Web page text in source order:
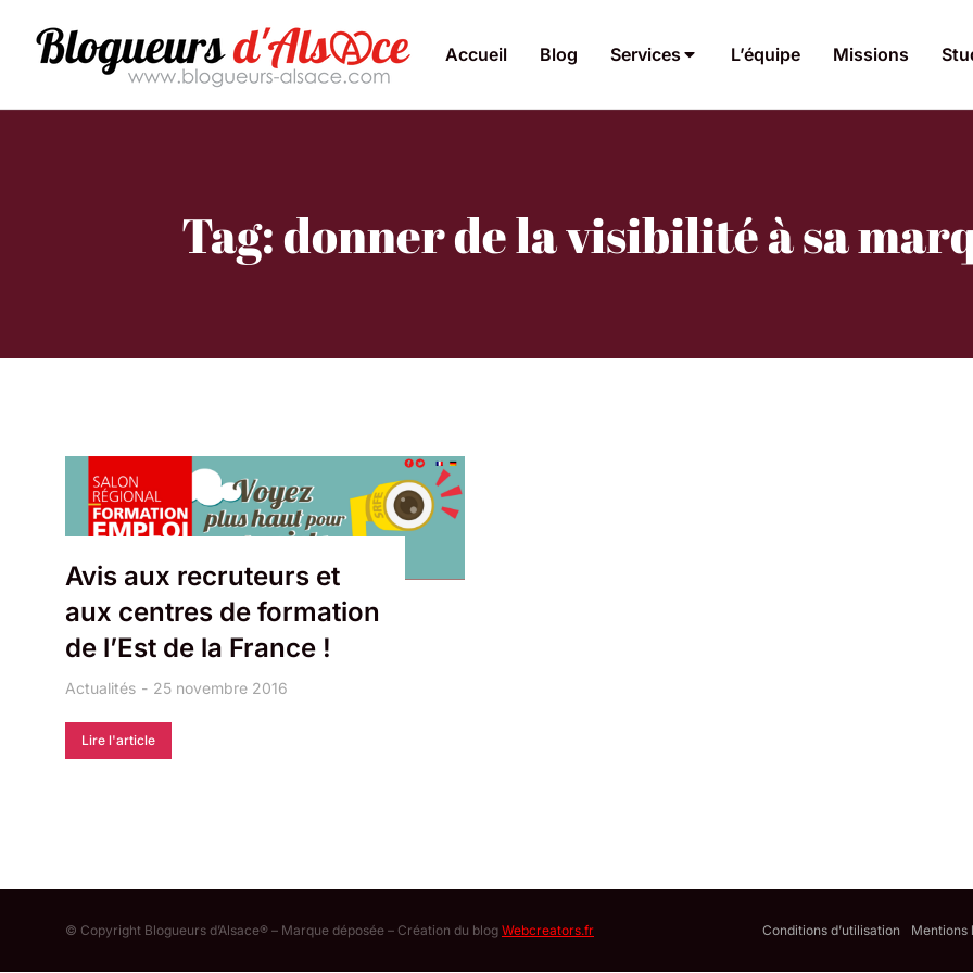
Accueil Blog Services L’équipe Missions
Tag: donner de la visibilité à sa
Avis aux recruteurs et
aux centres de formation
de l’Est de la France !
Actualités 25 novembre 2016
Lire l'article
© Copyright Blogueurs d’Alsace® – Marque déposée – Création du blog Webcreators.fr Conditions d’utilisation Mentions